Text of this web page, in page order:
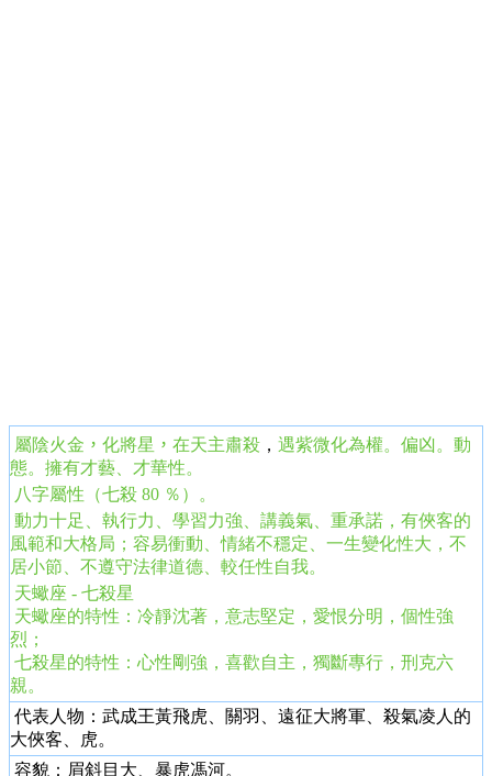
屬陰火金 ， 化將星 ， 在天主肅殺 ， 遇紫微化為權。偏凶。動
態。擁有才藝、才華性。
八字屬性（七殺 80 ％）。
動力十足、執行力、學習力強、講義氣、重承諾，有俠客的
風範和大格局 ； 容易衝動、情緒不穩定、一生變化性大，不
居小節、不遵守法律道德、較任性自我。
天蠍座 - 七殺星
天蠍座的特性：冷靜沈著，意志堅定，愛恨分明，個性強
烈；
七殺星的特性：心性剛強，喜歡自主，獨斷專行，刑克六
親。
代表人物：武成王黃飛虎、 關羽
、遠征大將軍、殺氣凌人的
大俠客、虎。
容貌：眉斜目大、暴虎馮河。